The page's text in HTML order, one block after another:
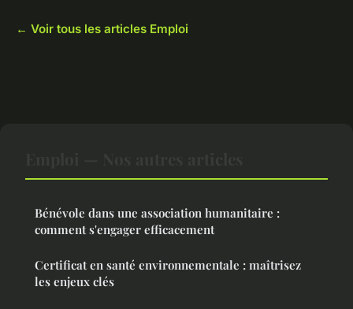
← Voir tous les articles Emploi
Bénévole dans une association humanitaire :
comment s'engager efficacement
Certificat en santé environnementale : maîtrisez
les enjeux clés